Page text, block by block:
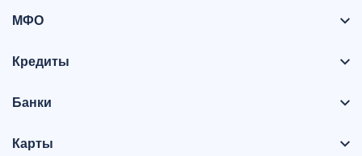
МФО
Кредиты
Банки
Карты